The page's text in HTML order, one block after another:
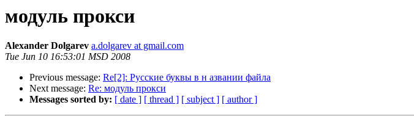
модуль прокси
Alexander Dolgarev a.dolgarev at gmail.com
Tue Jun 10 16:53:01 MSD 2008
Previous message: Re[2]: Русские буквы в н азвании файла
Next message: Re: модуль прокси
Messages sorted by: [ date ] [ thread ] [ subject ] [ author ]